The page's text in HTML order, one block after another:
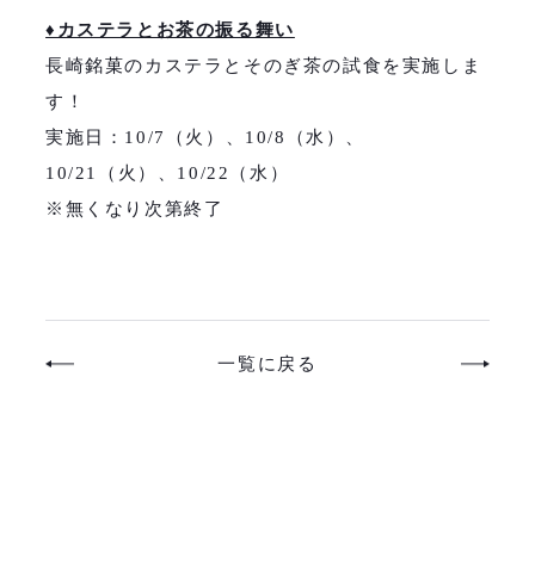
♦カステラとお茶の振る舞い
長崎銘菓のカステラとそのぎ茶の試食を実施しま
す！
実施日：10/7（火）、10/8（水）、
10/21（火）、10/22（水）
※無くなり次第終了
一覧に戻る